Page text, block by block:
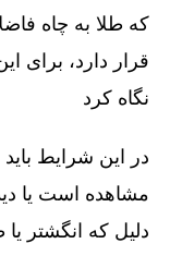
که طلا به چاه
قرار دارد، برای
نگاه کرد
در این شرایط باید
مشاهده است یا
دلیل که انگشتر